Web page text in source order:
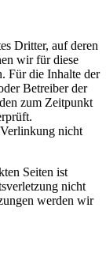
Dritter, auf deren
wir für diese
Für die Inhalte der
Betreiber der
zum Zeitpunkt
nicht
Seiten ist
nicht
werden wir